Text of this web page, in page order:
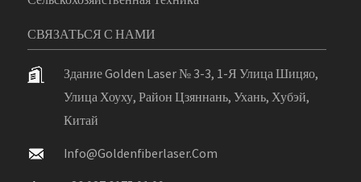
СВЯЗАТЬСЯ С НАМИ
Здание Golden Laser № 3-3, 1-Я Улица Шицяо,
Улица Хоуху, Район Цзяннань, Ухань, Хубэй,
Китай
Info@goldenfiberlaser.com